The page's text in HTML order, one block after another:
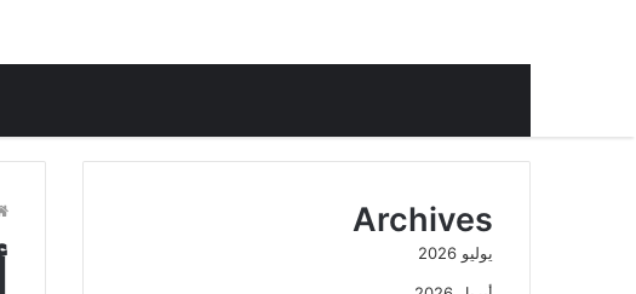
Archives
يوليو 2026